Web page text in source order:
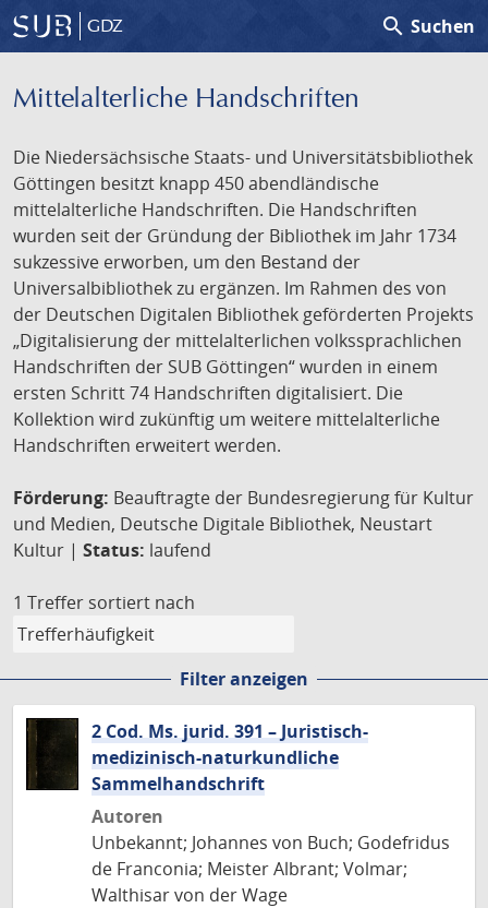
GDZ search Suchen
Mittelalterliche Handschriften
Die Niedersächsische Staats- und Universitätsbibliothek
Göttingen besitzt knapp 450 abendländische
mittelalterliche Handschriften. Die Handschriften
wurden seit der Gründung der Bibliothek im Jahr 1734
sukzessive erworben, um den Bestand der
Universalbibliothek zu ergänzen. Im Rahmen des von
der Deutschen Digitalen Bibliothek geförderten Projekts
„Digitalisierung der mittelalterlichen volkssprachlichen
Handschriften der SUB Göttingen“ wurden in einem
ersten Schritt 74 Handschriften digitalisiert. Die
Kollektion wird zukünftig um weitere mittelalterliche
Handschriften erweitert werden.
Förderung: Beauftragte der Bundesregierung für Kultur
und Medien, Deutsche Digitale Bibliothek, Neustart
Kultur | Status: laufend
1 Treffer sortiert nach
Filter anzeigen
2 Cod. Ms. jurid. 391 – Juristisch-
medizinisch-naturkundliche
Sammelhandschrift
Autoren
Unbekannt; Johannes von Buch; Godefridus
de Franconia; Meister Albrant; Volmar;
Walthisar von der Wage